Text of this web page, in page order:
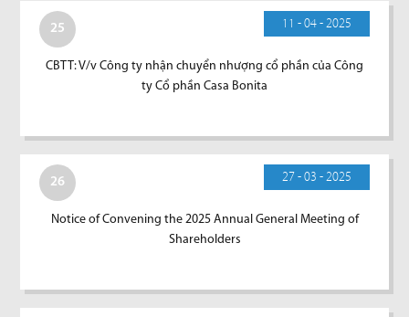
25 11 - 04 - 2025
CBTT: V/v Công ty nhận chuyển nhượng cổ phần của Công
ty Cổ phần Casa Bonita
26 27 - 03 - 2025
Notice of Convening the 2025 Annual General Meeting of
Shareholders